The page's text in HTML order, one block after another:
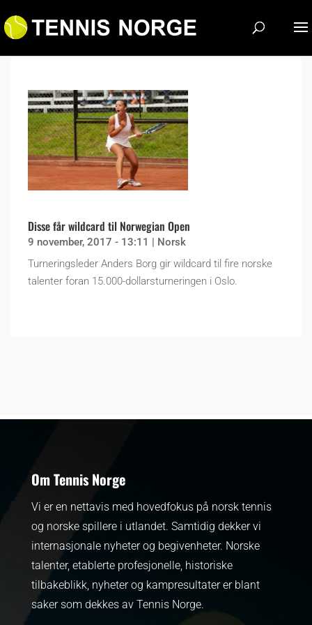
Disse får wildcard til Norwegian Open
9 november, 2017 - 13:11 | Norsk
Turneringsleder Anders Borg gir wildcard til fire norske
talenter foran 15.000-dollarsturneringen i Oslo.
Om Tennis Norge
Vi er en nettavis med hovedfokus på norsk tennis
og norske spillere i utlandet. Samtidig dekker vi
internasjonale nyheter og begivenheter. Norske
talenter, etablerte profesjonelle, historiske
tilbakeblikk, nyheter og kampresultater er blant
saker som dekkes av Tennis Norge.